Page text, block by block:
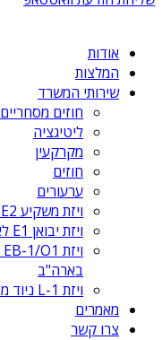
אודות
המלצות
שירותי המשרד
חוזים מסחריים
ליטיגציה
מקרקעין
חוזים
ערעורים
ויזת משקיע E2 לארה״ב
ויזת יבואן E1 לארה"ב – עורך דין ניר אביבי
בארה"ב
ויזת L-1 ניוד מנהלים ועובדים לארה"ב
מאמרים
צרו קשר